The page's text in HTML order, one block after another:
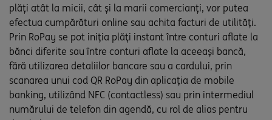
plăți atât la micii, cât și la marii comercianți, vor putea
efectua cumpărături online sau achita facturi de utilități.
Prin RoPay se pot iniția plăți instant între conturi aflate la
bănci diferite sau între conturi aflate la aceeași bancă,
fără utilizarea detaliilor bancare sau a cardului, prin
scanarea unui cod QR RoPay din aplicația de mobile
banking, utilizând NFC (contactless) sau prin intermediul
numărului de telefon din agendă, cu rol de alias pentru